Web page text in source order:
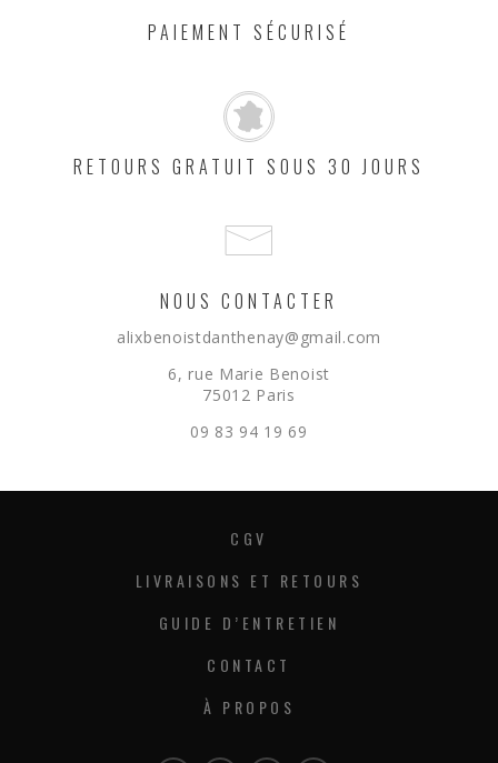
PAIEMENT SÉCURISÉ
RETOURS GRATUIT SOUS 30 JOURS
NOUS CONTACTER
alixbenoistdanthenay@gmail.com
6, rue Marie Benoist
75012 Paris
09 83 94 19 69
CGV
LIVRAISONS ET RETOURS
GUIDE D’ENTRETIEN
CONTACT
À PROPOS